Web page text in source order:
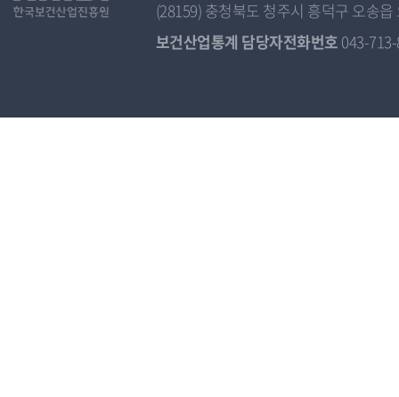
(28159) 충청북도 청주시 흥덕구 오송
보건산업통계 담당자전화번호 043-